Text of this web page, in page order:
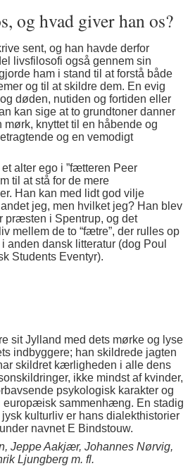
og hvad giver han os?
sent, og han havde derfor
livsfilosofi også gennem sin
ham i stand til at forstå både
og til at skildre dem. En evig
døden, nutiden og fortiden eller
kan sige at to grundtoner danner
mørk, knyttet til en håbende og
og en vemodigt
alter ego i ”fætteren Peer
til at stå for de mere
Han kan med lidt god vilje
jeg, men hvilket jeg? Han blev
præsten i Spentrup, og det
mellem de to “fætre”, der rulles op
anden dansk litteratur (dog Poul
Students Eventyr).
sit Jylland med dets mørke og lyse
indbyggere; han skildrede jagten
skildret kærligheden i alle dens
ikke mindst af kvinder,
psykologisk karakter og
europæisk sammenhæng. En stadig
kulturliv er hans dialekthistorier
navnet E Bindstouw.
Jeppe Aakjær, Johannes Nørvig,
Ljungberg m. fl.